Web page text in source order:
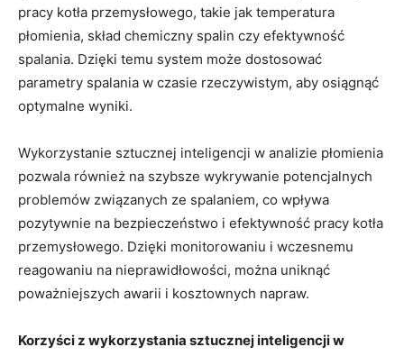
pracy kotła‍ przemysłowego, takie jak temperatura
płomienia, ‌skład chemiczny spalin czy efektywność
spalania.⁣ Dzięki temu system może dostosować
parametry spalania w czasie rzeczywistym, aby⁢ osiągnąć
‌optymalne wyniki.
Wykorzystanie sztucznej inteligencji w analizie płomienia
pozwala również na⁢ szybsze wykrywanie potencjalnych⁢
problemów⁢ związanych ze ⁤spalaniem, co wpływa
pozytywnie na bezpieczeństwo i ‍efektywność pracy ​kotła
przemysłowego. Dzięki monitorowaniu i wczesnemu
⁢reagowaniu na nieprawidłowości, można uniknąć
poważniejszych awarii i kosztownych napraw.
Korzyści z ​wykorzystania sztucznej inteligencji ⁣w